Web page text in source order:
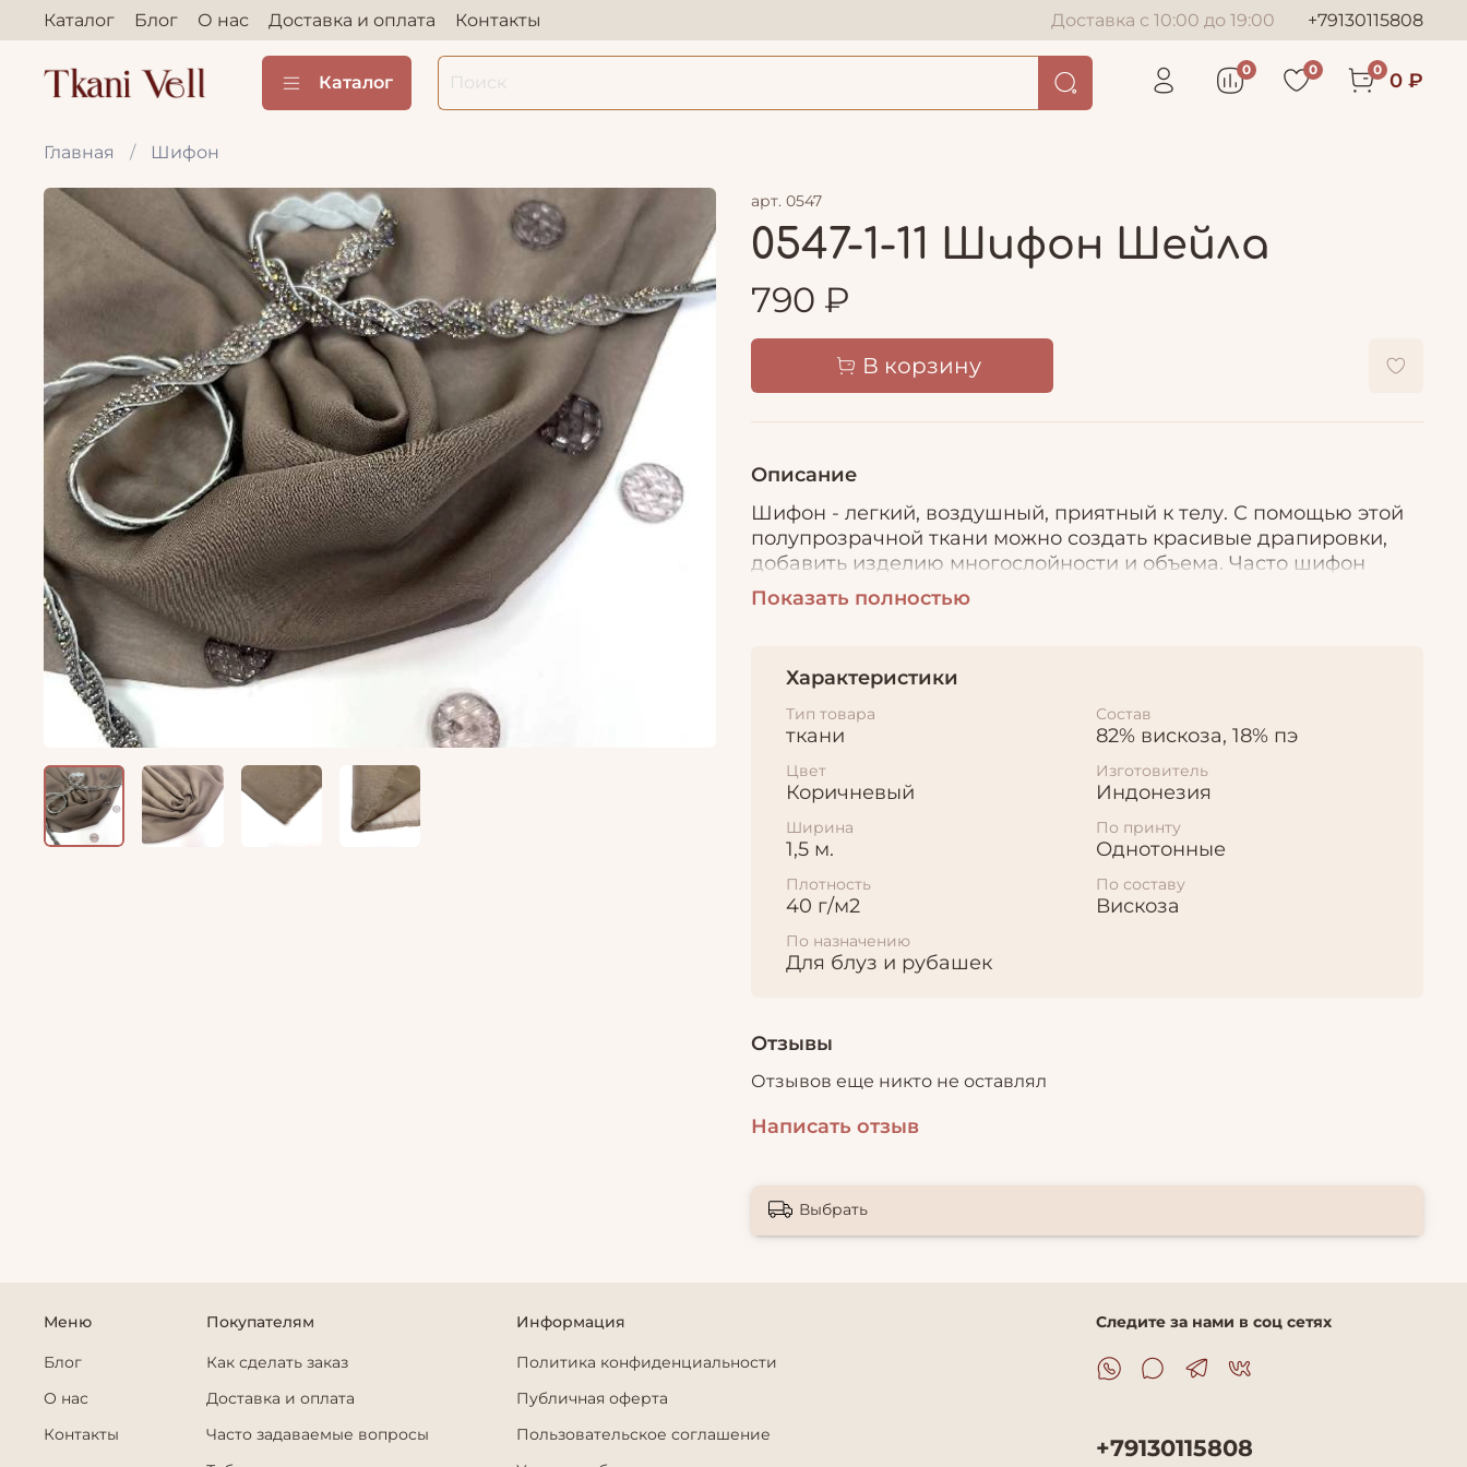
Каталог Блог О нас Доставка и оплата Контакты Доставка с 10:00 до 19:00 +79130115808
Каталог
0 0 0 0 ₽
Главная Шифон
арт. 0547
0547-1-11 Шифон Шейла
790 ₽
В корзину
Описание
Шифон - легкий, воздушный, приятный к телу. С помощью этой
полупрозрачной ткани можно создать красивые драпировки,
добавить изделию многослойности и объема. Часто шифон
используют для платков и шарфов.
Показать полностью
Характеристики
Тип товара
ткани
Состав
82% вискоза, 18% пэ
Цвет
Коричневый
Изготовитель
Индонезия
Ширина
1,5 м.
По принту
Однотонные
Плотность
40 г/м2
По составу
Вискоза
По назначению
Для блуз и рубашек
Отзывы
Отзывов еще никто не оставлял
Написать отзыв
Выбрать
Меню
Блог
О нас
Контакты
Покупателям
Как сделать заказ
Доставка и оплата
Часто задаваемые вопросы
Информация
Политика конфиденциальности
Публичная оферта
Пользовательское соглашение
Следите за нами в соц сетях
+79130115808